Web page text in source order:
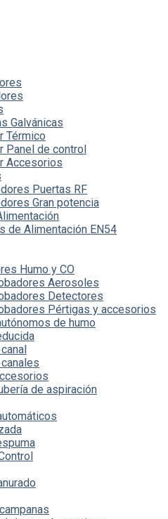
Galvánicas
Térmico
Panel de control
Accesorios
Puertas RF
Gran potencia
de Alimentación EN54
Humo y CO
Aerosoles
Detectores
Pértigas y accesorios
de humo
de aspiración